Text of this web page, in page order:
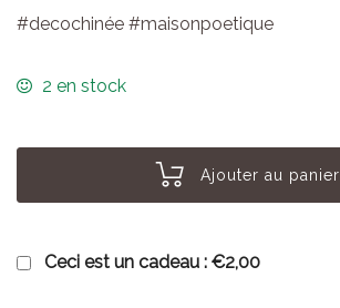
#decochinée #maisonpoetique
2 en stock
Ajouter au panier
Ceci est un cadeau : €2,00